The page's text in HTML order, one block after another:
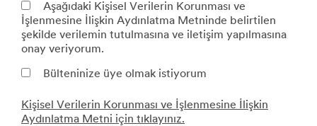
Aşağıdaki Kişisel Verilerin Korunması ve
İşlenmesine İlişkin Aydınlatma Metninde belirtilen
şekilde verilemin tutulmasına ve iletişim yapılmasına
onay veriyorum.
Bülteninize üye olmak istiyorum
Kişisel Verilerin Korunması ve İşlenmesine İlişkin
Aydınlatma Metni için tıklayınız.